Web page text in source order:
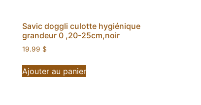
Savic doggli culotte hygiénique
grandeur 0 ,20-25cm,noir
19.99 $
Ajouter au panier